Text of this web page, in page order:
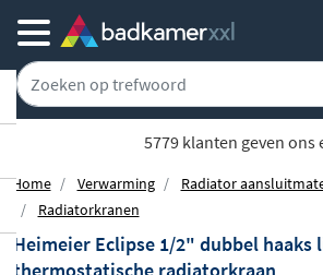
Achteraf of gespreid
Home Verwarming
Radiator
Radiatorkranen
Heimeier Eclipse 1/2" dubbel haaks